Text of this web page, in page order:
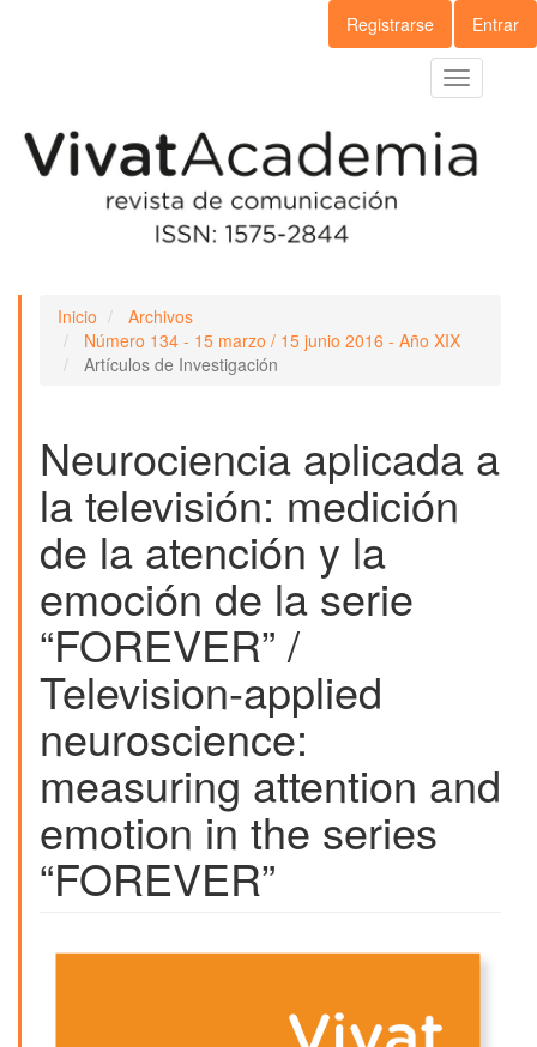
lateral
Registrarse Entrar
Toggle
navigation
Inicio
Archivos
Número 134 - 15 marzo / 15 junio 2016 - Año XIX
Artículos de Investigación
Neurociencia aplicada a
la televisión: medición
de la atención y la
emoción de la serie
“FOREVER” /
Television-applied
neuroscience:
measuring attention and
emotion in the series
“FOREVER”
Barra